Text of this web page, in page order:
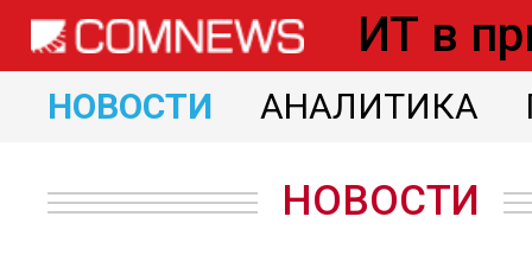
Перейти
к
основному
ИТ в
НОВОСТИ АНАЛИТИКА
НОВОСТИ